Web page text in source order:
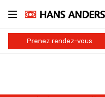
Passer
contenu
principalPrenez rendez-vous